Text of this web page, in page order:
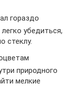
гораздо
убедиться,
стеклу.
природного
мелкие